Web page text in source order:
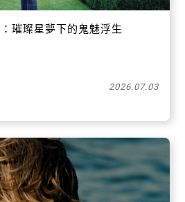
璀璨星夢下的鬼魅浮生
2026.07.03